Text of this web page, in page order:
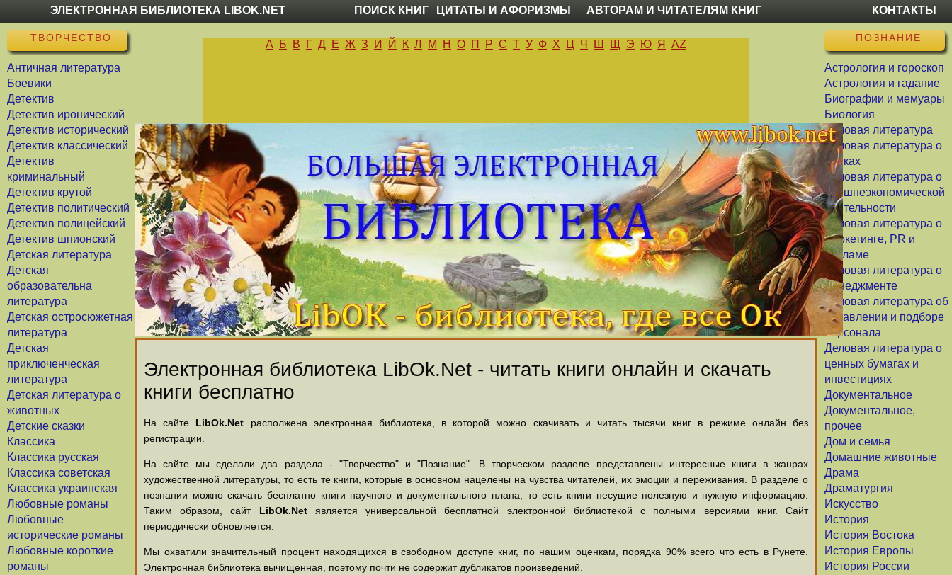
ЭЛЕКТРОННАЯ БИБЛИОТЕКА LIBOK.NET ПОИСК КНИГ ЦИТАТЫ И АФОРИЗМЫ АВТОРАМ И ЧИТАТЕЛЯМ КНИГ КОНТАКТЫ
ТВОРЧЕСТВО
Античная литература
Боевики
Детектив
Детектив иронический
Детектив исторический
Детектив классический
Детектив
криминальный
Детектив крутой
Детектив политический
Детектив полицейский
Детектив шпионский
Детская литература
Детская
образовательна
литература
Детская остросюжетная
литература
Детская
приключенческая
литература
Детская литература о
животных
Детские сказки
Классика
Классика русская
Классика советская
Классика украинская
Любовные романы
Любовные
исторические романы
Любовные короткие
романы
ПОЗНАНИЕ
Астрология и гороскоп
Астрология и гадание
Биографии и мемуары
Биология
Деловая литература
Деловая литература о
банках
Деловая литература о
внешнеэкономической
деятельности
Деловая литература о
маркетинге, PR и
рекламе
Деловая литература о
менеджменте
Деловая литература об
управлении и подборе
персонала
Деловая литература о
ценных бумагах и
инвестициях
Документальное
Документальное,
прочее
Дом и семья
Домашние животные
Драма
Драматургия
Искусство
История
История Востока
История Европы
История России
А Б В Г Д Е Ж З И Й К Л М Н О П Р С Т У Ф Х Ц Ч Ш Щ Э Ю Я AZ
Электронная библиотека LibOk.Net - читать книги онлайн и скачать
книги бесплатно
На сайте LibOk.Net располжена электронная библиотека, в которой можно скачивать и читать тысячи книг в режиме онлайн без
регистрации.
На сайте мы сделали два раздела - "Творчество" и "Познание". В творческом разделе представлены интересные книги в жанрах
художественной литературы, то есть те книги, которые в основном нацелены на чувства читателей, их эмоции и переживания. В разделе о
познании можно скачать бесплатно книги научного и документального плана, то есть книги несущие полезную и нужную информацию.
Таким образом, сайт LibOk.Netявляется универсальной бесплатной электронной библиотекой с полными версиями книг. Сайт
периодически обновляется.
Мы охватили значительный процент находящихся в свободном доступе книг, по нашим оценкам, порядка 90% всего что есть в Рунете.
Электронная библиотека вычищенная, поэтому почти не содержит дубликатов произведений.